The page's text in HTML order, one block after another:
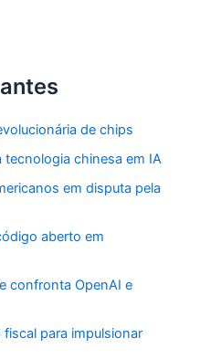
de chips
chinesa em IA
em disputa pela
aberto em
confronta OpenAI e
para impulsionar